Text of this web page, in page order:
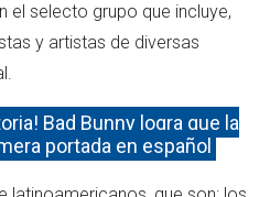
el selecto grupo que incluye,
y artistas de diversas
Bad Bunny logra que la
portada en español